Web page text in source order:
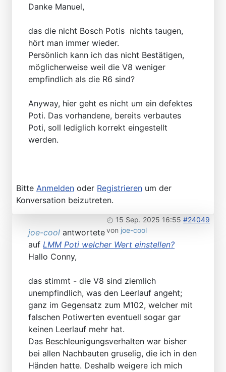
Danke Manuel,
das die nicht Bosch Potis nichts taugen,
hört man immer wieder.
Persönlich kann ich das nicht Bestätigen,
möglicherweise weil die V8 weniger
empfindlich als die R6 sind?
Anyway, hier geht es nicht um ein defektes
Poti. Das vorhandene, bereits verbautes
Poti, soll lediglich korrekt eingestellt
werden.
Bitte Anmelden oder Registrieren um der
Konversation beizutreten.
15 Sep. 2025 16:55 #24049
von joe-cool
joe-cool antwortete
auf LMM Poti welcher Wert einstellen?
Hallo Conny,
das stimmt - die V8 sind ziemlich
unempfindlich, was den Leerlauf angeht;
ganz im Gegensatz zum M102, welcher mit
falschen Potiwerten eventuell sogar gar
keinen Leerlauf mehr hat.
Das Beschleunigungsverhalten war bisher
bei allen Nachbauten gruselig, die ich in den
Händen hatte. Deshalb weigere ich mich